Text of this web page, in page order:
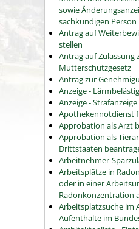
sowie
sachkundigen Person
Antrag auf
stellen
Antrag auf Zulassung
Mutterschutzgesetz
Antrag zur
Anzeige -
Anzeige -
Apothekennotdienst
Approbation als Arzt
Approbation als
Drittstaaten
Arbeitnehmer-
Arbeitsplätze in
oder in einer
Radonkonzentration
Arbeitsplatzsuche im
Aufenthalte im